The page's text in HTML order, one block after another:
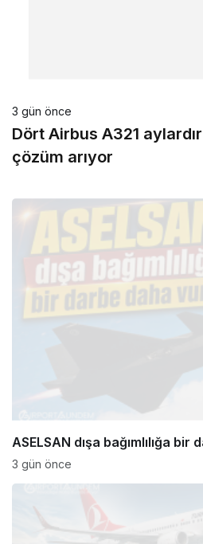
3 gün önce
Dört Airbus A321
çözüm arıyor
ASELSAN dışa bağımlılığa
3 gün önce